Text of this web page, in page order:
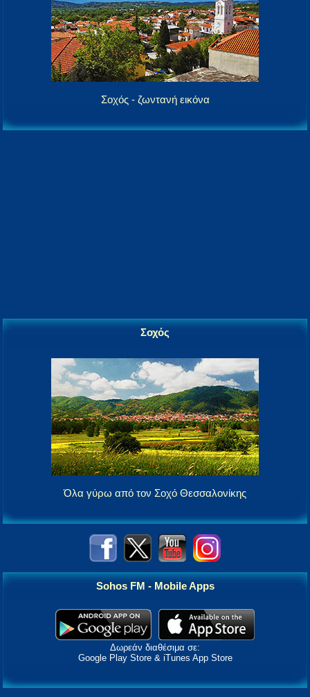
Σοχός - ζωντανή εικόνα
Σοχός
Όλα γύρω από τον Σοχό Θεσσαλονίκης
Sohos FM - Mobile Apps
Δωρεάν διαθέσιμα σε:
Google Play Store & iTunes App Store